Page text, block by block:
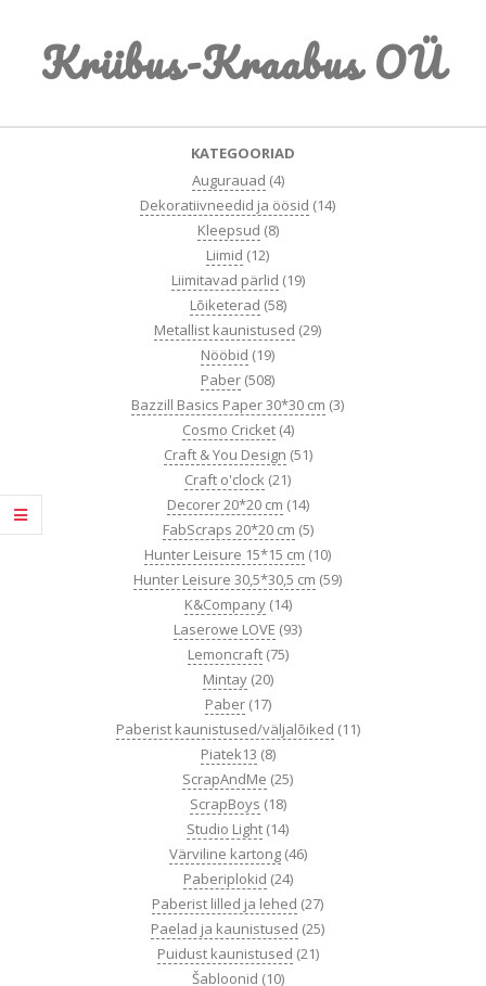
contentKriibus-Kraabus OÜ
KATEGOORIAD
Augurauad (4)
Dekoratiivneedid ja öösid (14)
Kleepsud (8)
Liimid (12)
Liimitavad pärlid (19)
Lõiketerad (58)
Metallist kaunistused (29)
Nööbid (19)
Paber (508)
Bazzill Basics Paper 30*30 cm (3)
Cosmo Cricket (4)
Craft & You Design (51)
Craft o'clock (21)
Decorer 20*20 cm (14)
FabScraps 20*20 cm (5)
Hunter Leisure 15*15 cm (10)
Hunter Leisure 30,5*30,5 cm (59)
K&Company (14)
Laserowe LOVE (93)
Lemoncraft (75)
Mintay (20)
Paber (17)
Paberist kaunistused/väljalõiked (11)
Piatek13 (8)
ScrapAndMe (25)
ScrapBoys (18)
Studio Light (14)
Värviline kartong (46)
Paberiplokid (24)
Paberist lilled ja lehed (27)
Paelad ja kaunistused (25)
Puidust kaunistused (21)
Šabloonid (10)